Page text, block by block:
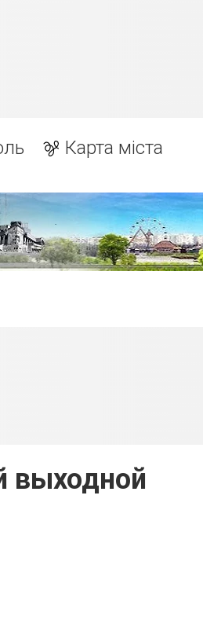
Карта міста
выходной